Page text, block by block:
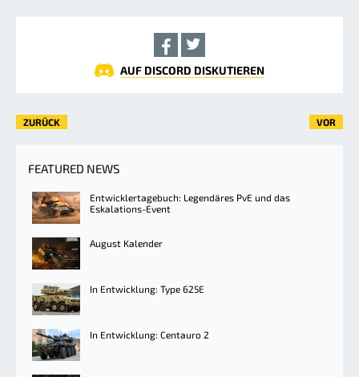
AUF DISCORD DISKUTIEREN
ZURÜCK VOR
FEATURED NEWS
Entwicklertagebuch: Legendäres PvE und das
Eskalations-Event
August Kalender
In Entwicklung: Type 625E
In Entwicklung: Centauro 2